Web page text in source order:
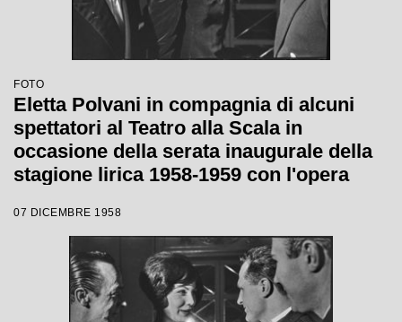
FOTO
Eletta Polvani in compagnia di alcuni
spettatori al Teatro alla Scala in
occasione della serata inaugurale della
stagione lirica 1958-1959 con l'opera
da Antonino Votto con la regia di
Margherita Wallmann
07 DICEMBRE 1958